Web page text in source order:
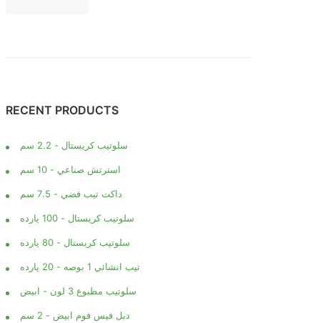
RECENT PRODUCTS
سلوتيب كريستال - 2.2 سم
استرتش صناعي - 10 سم
داكت تيب فضي - 7.5 سم
سلوتيب كريستال - 100 يارده
سلوتيب كريستال - 80 يارده
تيب انشائي 1 بوصه - 20 يارده
سلوتيب مطبوع 3 لون - ابيض
دبل فيس فوم ابيض - 2 سم